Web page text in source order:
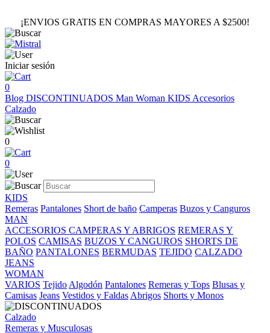
¡ENVIOS GRATIS EN COMPRAS MAYORES A $2500!
Iniciar sesión
0
Blog DISCONTINUADOS Man Woman KIDS Accesorios
Calzado
0
0
KIDS
Remeras Pantalones Short de baño Camperas Buzos y Canguros
MAN
ACCESORIOS CAMPERAS Y ABRIGOS REMERAS Y
POLOS CAMISAS BUZOS Y CANGUROS SHORTS DE
BAÑO PANTALONES BERMUDAS TEJIDO CALZADO
JEANS
WOMAN
VARIOS Tejido Algodón Pantalones Remeras y Tops Blusas y
Camisas Jeans Vestidos y Faldas Abrigos Shorts y Monos
Calzado
Remeras y Musculosas